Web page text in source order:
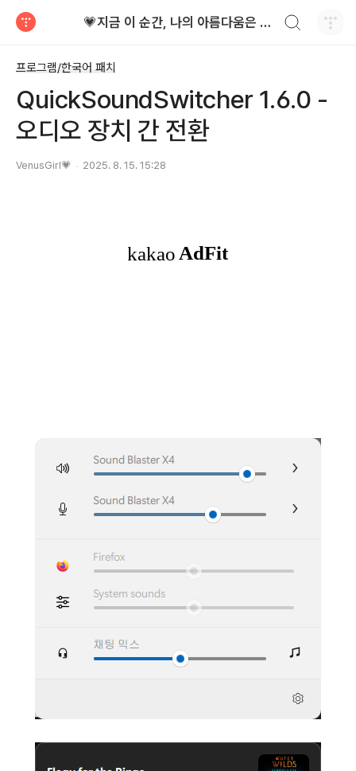
💗지금 이 순간, 나의 아름다움은 가장 빛난다!
프로그램/한국어 패치
QuickSoundSwitcher 1.6.0 -
오디오 장치 간 전환
VenusGirl💗 2025. 8. 15. 15:28